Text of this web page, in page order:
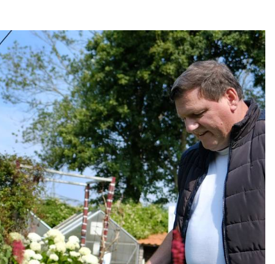
Hilden & Haan
Hückeswagen
Jüchen
Kaarst
Kevelaer
Kleve
Korschenbroich
Krefeld
Langenfeld, Monheim
Leichlingen
Leverkusen
Meerbusch